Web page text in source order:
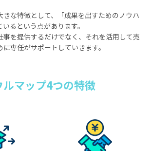
きな特徴として、「成果を出すためのノウハ
るという点があります。
事を提供するだけでなく、それを活用して売
に専任がサポートしていきます。
ルマップ4つの特徴